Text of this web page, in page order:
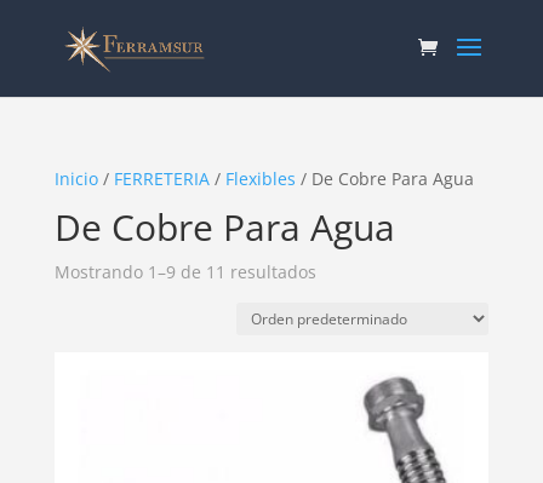
Inicio/ FERRETERIA/ Flexibles / De Cobre Para Agua
De Cobre Para Agua
Mostrando 1–9 de 11 resultados